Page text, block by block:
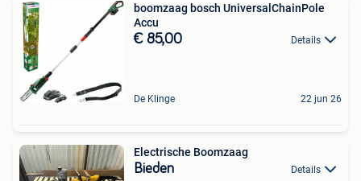
boomzaag bosch UniversalChainPole
Accu
€ 85,00 Details
De Klinge 22 jun 26
Electrische Boomzaag
Bieden Details